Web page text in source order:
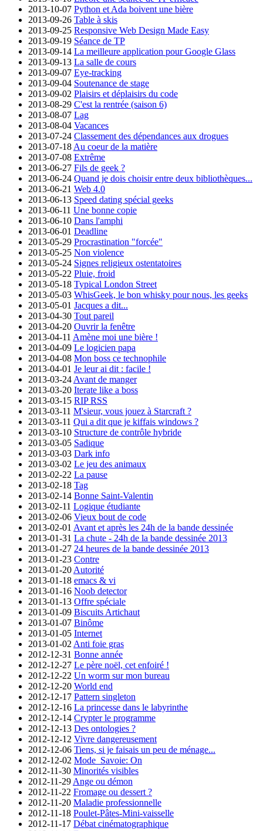
2013-10-07 Python et Ada boivent une bière
2013-09-26 Table à skis
2013-09-25 Responsive Web Design Made Easy
2013-09-19 Séance de TP
2013-09-14 La meilleure application pour Google Glass
2013-09-13 La salle de cours
2013-09-07 Eye-tracking
2013-09-04 Soutenance de stage
2013-09-02 Plaisirs et déplaisirs du code
2013-08-29 C'est la rentrée (saison 6)
2013-08-07 Lag
2013-08-04 Vacances
2013-07-24 Classement des dépendances aux drogues
2013-07-18 Au coeur de la matière
2013-07-08 Extrême
2013-06-27 Fils de geek ?
2013-06-24 Quand je dois choisir entre deux bibliothèques...
2013-06-21 Web 4.0
2013-06-13 Speed dating spécial geeks
2013-06-11 Une bonne copie
2013-06-10 Dans l'amphi
2013-06-01 Deadline
2013-05-29 Procrastination "forcée"
2013-05-25 Non violence
2013-05-24 Signes religieux ostentatoires
2013-05-22 Pluie, froid
2013-05-18 Typical London Street
2013-05-03 WhisGeek, le bon whisky pour nous, les geeks
2013-05-01 Jacques a dit...
2013-04-30 Tout pareil
2013-04-20 Ouvrir la fenêtre
2013-04-11 Amène moi une bière !
2013-04-09 Le logicien papa
2013-04-08 Mon boss ce technophile
2013-04-01 Je leur ai dit : facile !
2013-03-24 Avant de manger
2013-03-20 Iterate like a boss
2013-03-15 RIP RSS
2013-03-11 M'sieur, vous jouez à Starcraft ?
2013-03-11 Qui a dit que je kiffais windows ?
2013-03-10 Structure de contrôle hybride
2013-03-05 Sadique
2013-03-03 Dark info
2013-03-02 Le jeu des animaux
2013-02-22 La pause
2013-02-18 Tag
2013-02-14 Bonne Saint-Valentin
2013-02-11 Logique étudiante
2013-02-06 Vieux bout de code
2013-02-01 Avant et après les 24h de la bande dessinée
2013-01-31 La chute - 24h de la bande dessinée 2013
2013-01-27 24 heures de la bande dessinée 2013
2013-01-23 Contre
2013-01-20 Autorité
2013-01-18 emacs & vi
2013-01-16 Noob detector
2013-01-13 Offre spéciale
2013-01-09 Biscuits Artichaut
2013-01-07 Binôme
2013-01-05 Internet
2013-01-02 Anti foie gras
2012-12-31 Bonne année
2012-12-27 Le père noël, cet enfoiré !
2012-12-22 Un worm sur mon bureau
2012-12-20 World end
2012-12-17 Pattern singleton
2012-12-16 La princesse dans le labyrinthe
2012-12-14 Crypter le programme
2012-12-13 Des ontologies ?
2012-12-12 Vivre dangereusement
2012-12-06 Tiens, si je faisais un peu de ménage...
2012-12-02 Mode_Savoie: On
2012-11-30 Minorités visibles
2012-11-29 Ange ou démon
2012-11-22 Fromage ou dessert ?
2012-11-20 Maladie professionnelle
2012-11-18 Poulet-Pâtes-Mini-vaisselle
2012-11-17 Débat cinématographique